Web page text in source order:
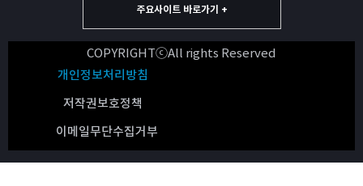
주요사이트 바로가기 +
COPYRIGHTⓒAll rights Reserved
개인정보처리방침
저작권보호정책
이메일무단수집거부